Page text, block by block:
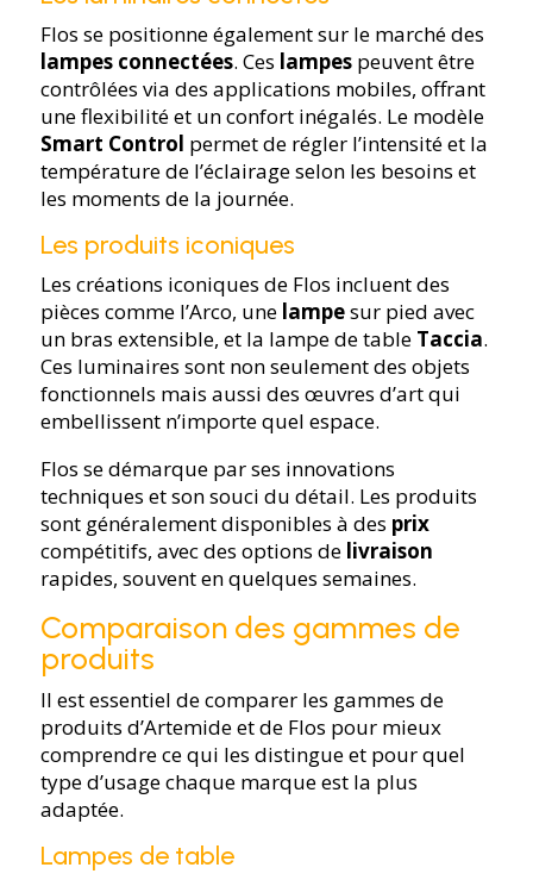
Flos se positionne également sur le marché des
lampes connectées. Ces lampespeuvent être
contrôlées via des applications mobiles, offrant
une flexibilité et un confort inégalés. Le modèle
Smart Control permet de régler l’intensité et la
température de l’éclairage selon les besoins et
les moments de la journée.
Les produits iconiques
Les créations iconiques de Flos incluent des
pièces comme l’Arco, une lampesur pied avec
un bras extensible, et la lampe de table Taccia.
Ces luminaires sont non seulement des objets
fonctionnels mais aussi des œuvres d’art qui
embellissent n’importe quel espace.
Flos se démarque par ses innovations
techniques et son souci du détail. Les produits
sont généralement disponibles à des prix
compétitifs, avec des options de livraison
rapides, souvent en quelques semaines.
Comparaison des gammes de
produits
Il est essentiel de comparer les gammes de
produits d’Artemide et de Flos pour mieux
comprendre ce qui les distingue et pour quel
type d’usage chaque marque est la plus
adaptée.
Lampes de table